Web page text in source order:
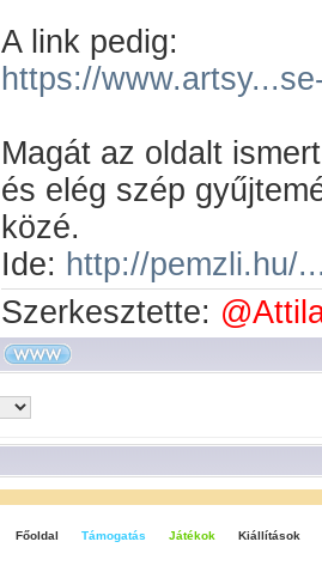
A link pedig:
https://
Magát az oldalt
és elég szép
közé.
Ide: http://pemzli.hu/
Szerkesztette:
Főoldal Támogatás Játékok Kiállítások